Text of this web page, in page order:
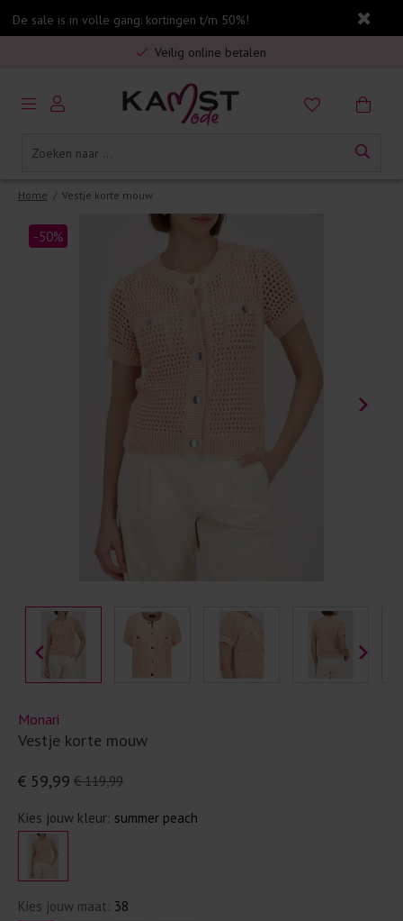
De sale is in volle gang: kortingen t/m 50%!
Gratis verzending in Nederland vanaf €75,-
Veilig online betalen
5% spaarbonus op jouw aankoop
Gratis verzending in Nederland vanaf €75,-
Home / Vestje korte mouw
-50%
Monari
Vestje korte mouw
€ 119,99
€ 59,99
Kies jouw kleur: summer peach
Kies jouw maat: 38